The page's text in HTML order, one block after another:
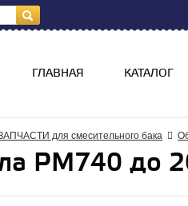
ГЛАВНАЯ КАТАЛОГ
для смесительного бака
РМ740 до